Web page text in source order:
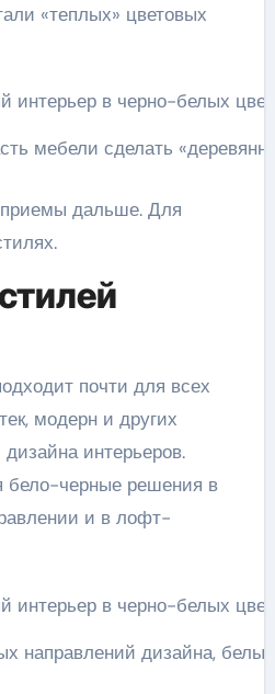
«теплых» цветовых
мебели сделать
дальше. Для
почти для всех
модерн и других
интерьеров.
бело-черные решения в
и в лофт-
направлений дизайна,